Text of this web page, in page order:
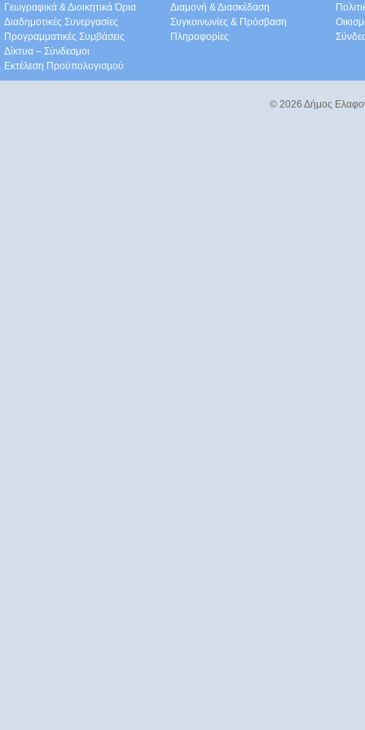
Γεωγραφικά & Διοικητικά Όρια
Διαδημοτικές Συνεργασίες
Προγραμματικές Συμβάσεις
Δίκτυα – Σύνδεσμοι
Εκτέλεση Προϋπολογισμού
Διαμονή & Διασκέδαση
Συγκοινωνίες & Πρόσβαση
Πληροφορίες
© 2026 Δήμος